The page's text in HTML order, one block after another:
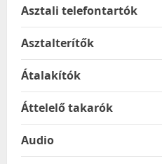
Asztali telefontartók
Asztalterítők
Átalakítók
Áttelelő takarók
Audio